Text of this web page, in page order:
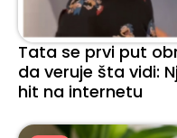
Tata se prvi put
da veruje šta vidi:
hit na internetu